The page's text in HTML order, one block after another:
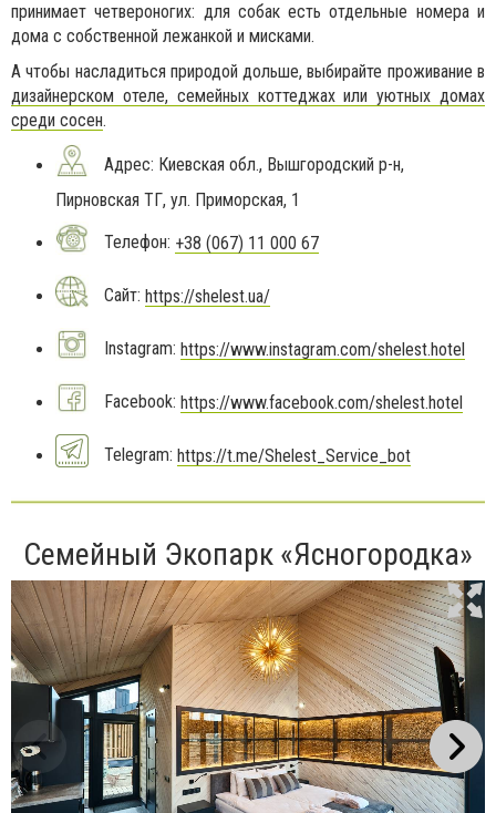
принимает четвероногих: для собак есть отдельные номера и
дома с собственной лежанкой и мисками.
А чтобы насладиться природой дольше, выбирайте проживание в
дизайнерском отеле, семейных коттеджах или уютных домах
среди сосен.
Адрес: Киевская обл., Вышгородский р-н,
Пирновская ТГ, ул. Приморская, 1
Телефон: +38 (067) 11 000 67
Сайт: https://shelest.ua/
Instagram: https://www.instagram.com/shelest.hotel
Facebook: https://www.facebook.com/shelest.hotel
Telegram: https://t.me/Shelest_Service_bot
Семейный Экопарк «Ясногородка»